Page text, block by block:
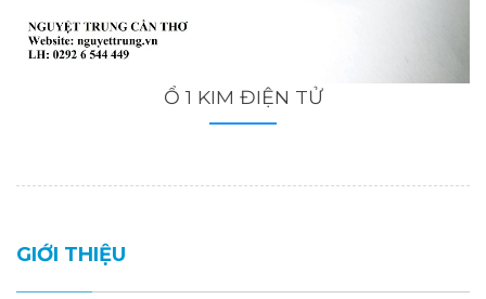
Ổ 1 KIM ĐIỆN TỬ
GIỚI THIỆU